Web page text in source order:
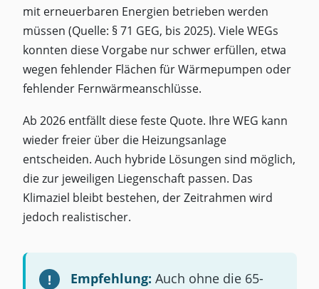
mit erneuerbaren Energien betrieben werden
müssen (Quelle: § 71 GEG, bis 2025). Viele WEGs
konnten diese Vorgabe nur schwer erfüllen, etwa
wegen fehlender Flächen für Wärmepumpen oder
fehlender Fernwärmeanschlüsse.
Ab 2026 entfällt diese feste Quote. Ihre WEG kann
wieder freier über die Heizungsanlage
entscheiden. Auch hybride Lösungen sind möglich,
die zur jeweiligen Liegenschaft passen. Das
Klimaziel bleibt bestehen, der Zeitrahmen wird
jedoch realistischer.
Empfehlung: Auch ohne die 65-